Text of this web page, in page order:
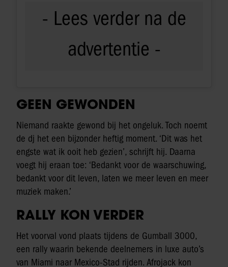
GEEN GEWONDEN
Niemand raakte gewond bij het ongeluk. Toch noemt
de dj het een bijzonder heftig moment. ‘Dit was het
engste wat ik ooit heb gezien’, schrijft hij. Daarna
voegt hij eraan toe: ‘Bedankt voor de waarschuwing,
bedankt voor dit leven, laten we meer leven en meer
muziek maken.’
RALLY KON VERDER
Het voorval vond plaats tijdens de Gumball 3000,
een rally waarin bekende deelnemers in luxe auto’s
van Miami naar Mexico-Stad rijden. Afrojack kon